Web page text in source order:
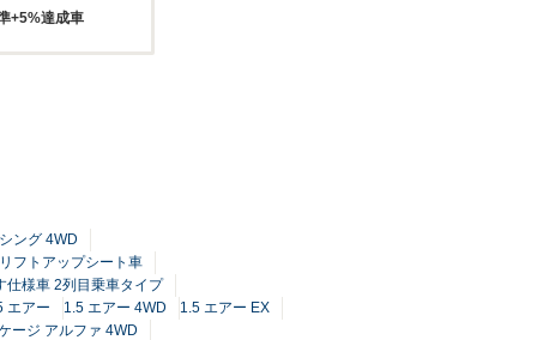
+5%達成車
ング 4WD
フトアップシート車
仕様車 2列目乗車タイプ
エアー
1.5 エアー 4WD
1.5 エアー EX
ージ アルファ 4WD